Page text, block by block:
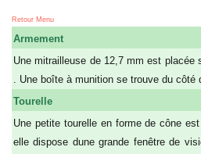
Retour Menu
Armement
Une mitrailleuse de 12,7 mm est placée
. Une boîte à munition se trouve du côté
Tourelle
Une petite tourelle en forme de cône
elle dispose dune grande fenêtre de